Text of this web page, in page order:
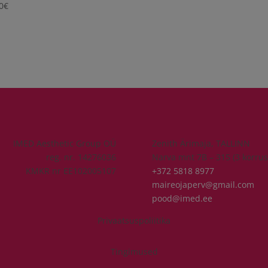
€
IMED Aesthetic Group OÜ
reg. nr. 14276036
KMKR nr EE102005107
Zenith Ärimaja, TALLINN
Narva mnt 7B – 315 (3
+372 5818 8977
maireojaperv@gmail.com
pood@imed.ee
Privaatsuspoliitika
Tingimused